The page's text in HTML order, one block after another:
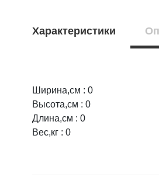
Характеристики
Ширина,см : 0
Высота,см : 0
Длина,см : 0
Вес,кг : 0
НАЛИЧИЕ
1 шт.
Оцените товар:
Ваше имя